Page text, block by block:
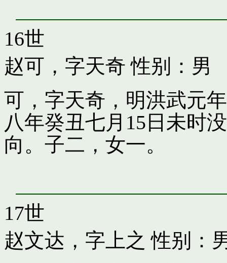
16世
赵可，字天奇 性别：男
可，字天奇，明洪武元
八年癸丑七月15日未时
向。子二，女一。
17世
赵文达，字上之 性别：